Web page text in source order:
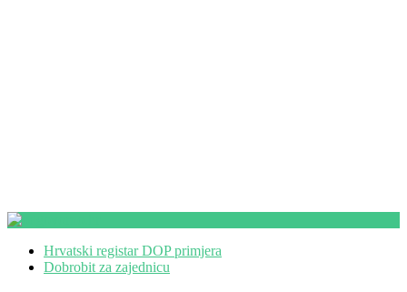
Hrvatski registar DOP primjera
Dobrobit za zajednicu